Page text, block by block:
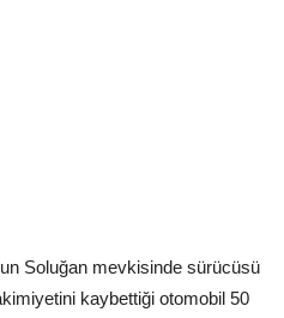
Soluğan mevkisinde sürücüsü
kaybettiği otomobil 50